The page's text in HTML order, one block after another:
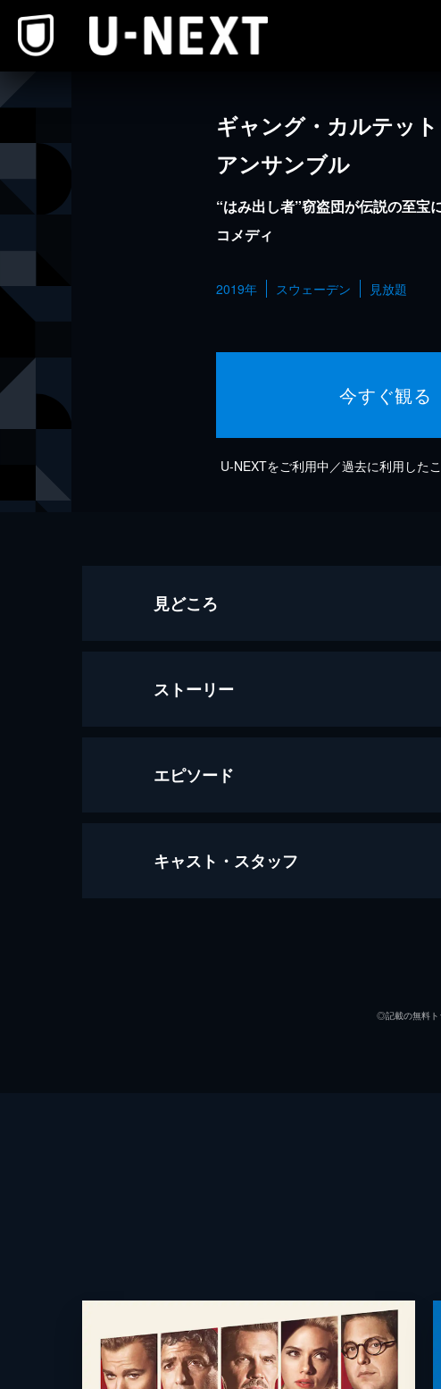
ギャング・カルテッ
アンサンブル
“はみ出し者”窃盗団が伝説の至宝
コメディ
2019年 スウェーデン 見放題
今すぐ観る
U-NEXTをご利用中／過去に利用した
見どころ
ストーリー
エピソード
ギャング・カルテット 世紀の怪盗アンサン
キャスト・スタッフ
◎記載の無料ト